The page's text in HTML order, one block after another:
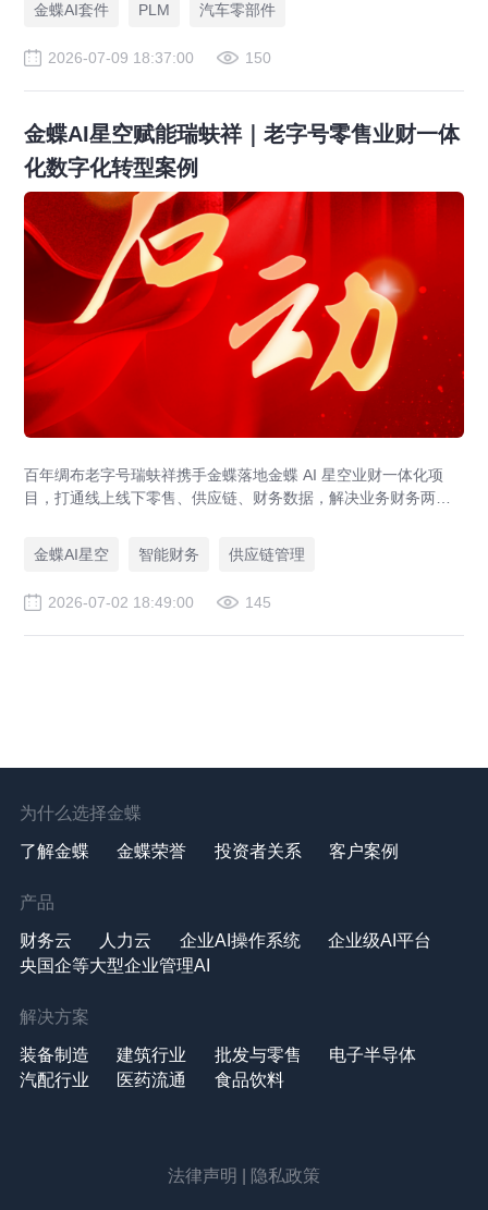
金蝶AI套件
PLM 汽车零部件
2026-07-09 18:37:00 150
金蝶AI星空赋能瑞蚨祥｜老字号零售业财一体
化数字化转型案例
百年绸布老字号瑞蚨祥携手金蝶落地金蝶 AI 星空业财一体化项
目，打通线上线下零售、供应链、财务数据，解决业务财务两张
金蝶AI星空
智能财务 供应链管理
2026-07-02 18:49:00 145
为什么选择金蝶
了解金蝶 金蝶荣誉 投资者关系 客户案例
产品
财务云 人力云 企业AI操作系统
企业级AI平台
央国企等大型企业管理AI
解决方案
装备制造 建筑行业 批发与零售
电子半导体
汽配行业
医药流通 食品饮料
法律声明 隐私政策